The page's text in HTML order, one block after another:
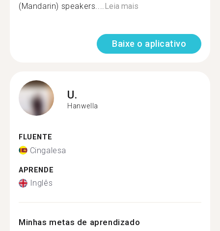
(Mandarin) speakers....Leia mais
Baixe o aplicativo
U.
Hanwella
FLUENTE
Cingalesa
APRENDE
Inglês
Minhas metas de aprendizado